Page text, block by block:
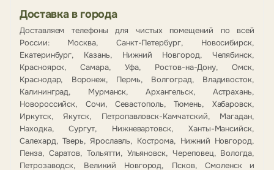
Доставка в города
Доставляем телефоны для чистых помещений по всей
России: Москва, Санкт-Петербург, Новосибирск,
Екатеринбург, Казань, Нижний Новгород, Челябинск,
Красноярск, Самара, Уфа, Ростов-на-Дону, Омск,
Краснодар, Воронеж, Пермь, Волгоград, Владивосток,
Калининград, Мурманск, Архангельск, Астрахань,
Новороссийск, Сочи, Севастополь, Тюмень, Хабаровск,
Иркутск, Якутск, Петропавловск-Камчатский, Магадан,
Находка, Сургут, Нижневартовск, Ханты-Мансийск,
Салехард, Тверь, Ярославль, Кострома, Нижний Новгород,
Пенза, Саратов, Тольятти, Ульяновск, Череповец, Вологда,
Петрозаводск, Великий Новгород, Псков, Смоленск и